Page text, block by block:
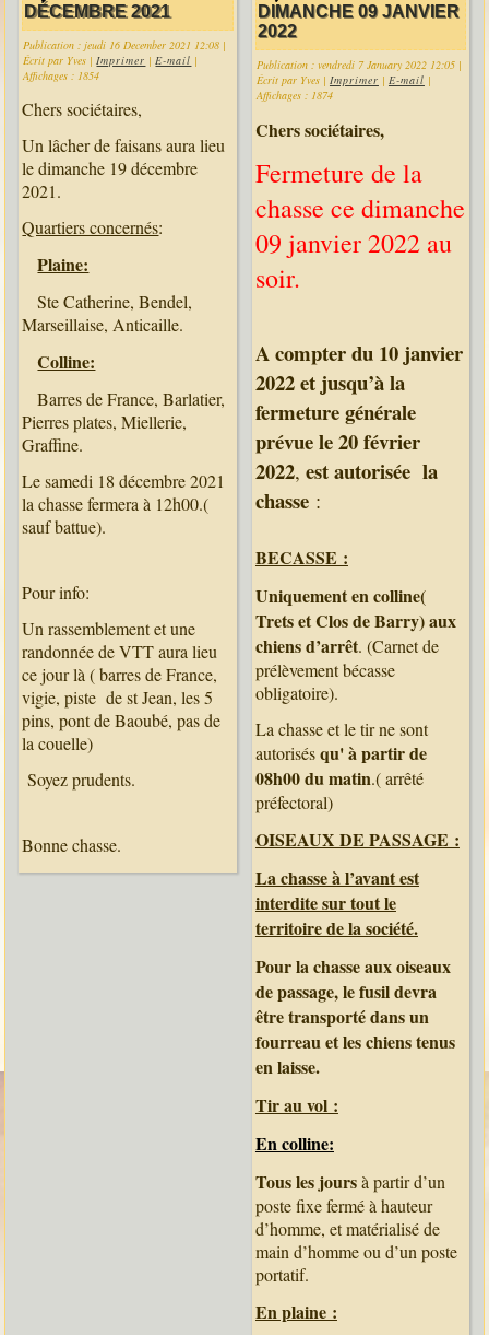
DÉCEMBRE 2021
Publication : jeudi 16 December 2021 12:08 |
Écrit par Yves |Imprimer | E-mail |
Affichages : 1854
Chers sociétaires,
Un lâcher de faisans aura lieu
le dimanche 19 décembre
2021.
Quartiers concernés:
Plaine:
Ste Catherine, Bendel,
Marseillaise, Anticaille.
Colline:
Barres de France, Barlatier,
Pierres plates, Miellerie,
Graffine.
Le samedi 18 décembre 2021
la chasse fermera à 12h00.(
sauf battue).
Pour info:
Un rassemblement et une
randonnée de VTT aura lieu
ce jour là ( barres de France,
vigie, piste de st Jean, les 5
pins, pont de Baoubé, pas de
la couelle)
Soyez prudents.
Bonne chasse.
DIMANCHE 09 JANVIER
2022
Publication : vendredi 7 January 2022 12:05|
Écrit par Yves| Imprimer | E-mail |
Affichages : 1874
Chers sociétaires,
Fermeture de la
chasse ce dimanche
09 janvier 2022 au
soir.
A compter du 10 janvier
2022 et jusqu’à la
fermeture générale
prévue le 20 février
2022, est autorisée la
chasse:
BECASSE :
Uniquement en colline(
Trets et Clos de Barry)aux
chiens d’arrêt. (Carnet de
prélèvement bécasse
obligatoire).
La chasse et le tir ne sont
autorisésqu' à partir de
08h00 du matin.( arrêté
préfectoral)
OISEAUX DE PASSAGE :
La chasse à l’avant est
interdite sur tout le
territoire de la société.
Pour la chasse aux oiseaux
de passage, le fusil devra
être transporté dans un
fourreau et les chiens tenus
en laisse.
Tir au vol :
En colline:
Tous les joursà partir d’un
poste fixe fermé à hauteur
d’homme, et matérialisé de
main d’homme ou d’un poste
portatif.
En plaine :